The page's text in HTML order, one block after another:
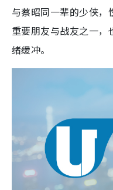
与蔡昭同一辈的少侠，
重要朋友与战友之一，
绪缓冲。